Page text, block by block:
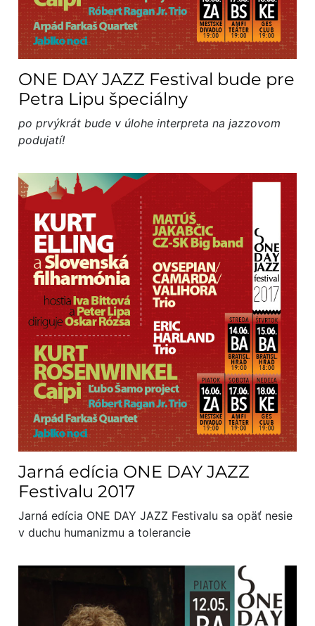
ONE DAY JAZZ Festival bude pre
Petra Lipu špeciálny
po prvýkrát bude v úlohe interpreta na jazzovom
podujatí!
Jarná edícia ONE DAY JAZZ
Festivalu 2017
Jarná edícia ONE DAY JAZZ Festivalu sa opäť nesie
v duchu humanizmu a tolerancie